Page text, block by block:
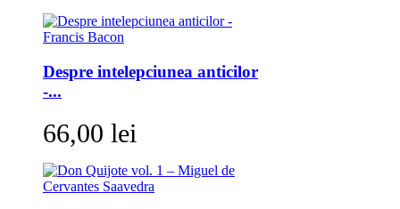
Despre intelepciunea anticilor
-...
66,00 lei